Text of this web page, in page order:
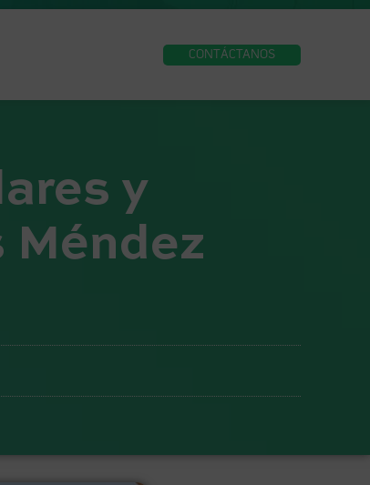
CONTÁCTANOS
y